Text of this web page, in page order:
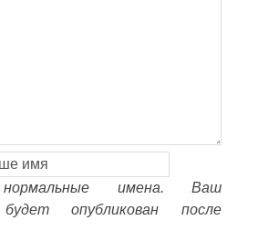
нормальные имена. Ваш
опубликован после